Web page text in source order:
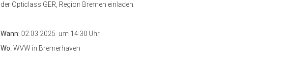
der Opticlass GER, Region Bremen einladen.
Wann: 02.03.2025 um 14:30 Uhr
Wo: WVW in Bremerhaven